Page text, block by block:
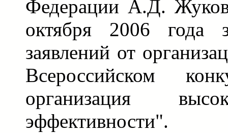
Федерации А.Д.
октября 2006 года
заявлений от
Всероссийском
организация
эффективности".